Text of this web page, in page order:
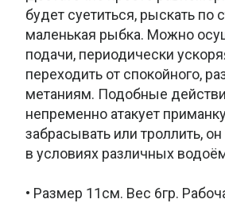
будет суетиться, рыскать
маленькая рыбка. Можно
подачи, периодически
переходить от спокойного,
метаниям. Подобные
непременно атакует
забрасывать или троллить,
в условиях различных
• Размер 11см. Вес 6гр.